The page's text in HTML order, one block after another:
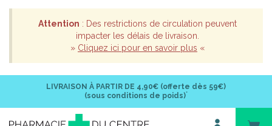
Attention : Des restrictions de circulation peuvent
impacter les délais de livraison.
» Cliquez ici pour en savoir plus «
LIVRAISON À PARTIR DE 4,90€ (offerte dès 59€)
(sous conditions de poids)*